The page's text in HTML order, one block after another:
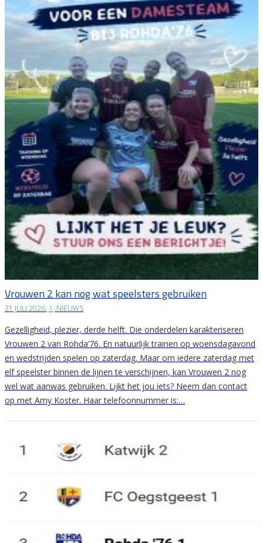
Vrouwen 2 kan nog wat speelsters gebruiken
31 JULI 2026 | NIEUWS
Gezelligheid, plezier, derde helft. Die onderdelen karakteriseren
Vrouwen 2 van Rohda’76. En natuurlijk trainen op woensdagavond
en wedstrijden spelen op zaterdag. Maar om iedere zaterdag met
elf speelster binnen de lijnen te verschijnen, kan Vrouwen 2 nog
wel wat aanwas gebruiken. Lijkt het jou iets? Neem dan contact
op met Amy Koster. Haar telefoonnummer is:…